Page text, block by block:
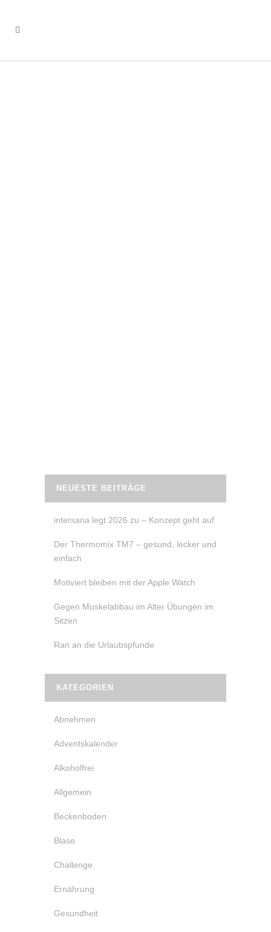
NEUESTE BEITRÄGE
intersana legt 2026 zu – Konzept geht auf
Der Thermomix TM7 – gesund, lecker und
einfach
Motiviert bleiben mit der Apple Watch
Gegen Muskelabbau im Alter Übungen im
Sitzen
Ran an die Urlaubspfunde
KATEGORIEN
Abnehmen
Adventskalender
Alkoholfrei
Allgemein
Beckenboden
Blase
Challenge
Ernährung
Gesundheit